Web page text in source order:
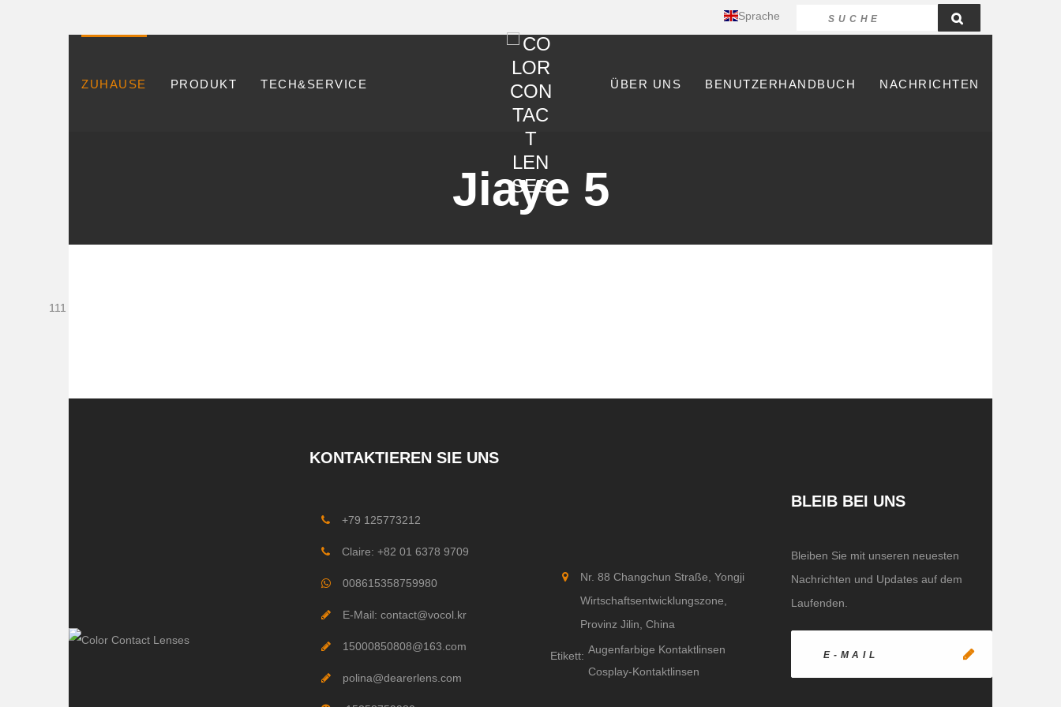
Sprache
ZUHAUSE PRODUKT TECH&SERVICE ÜBER UNS BENUTZERHANDBUCH NACHRICHTEN
Jiaye 5
111
KONTAKTIEREN SIE UNS
+79 125773212
Claire: +82 01 6378 9709
008615358759980
E-Mail: contact@vocol.kr
15000850808@163.com
polina@dearerlens.com
Nr. 88 Changchun Straße, Yongji
Wirtschaftsentwicklungszone,
Provinz Jilin, China
Etikett: Augenfarbige Kontaktlinsen
Cosplay-Kontaktlinsen
BLEIB BEI UNS
Bleiben Sie mit unseren neuesten
Nachrichten und Updates auf dem
Laufenden.